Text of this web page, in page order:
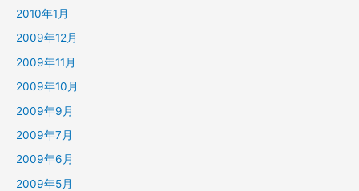
2010年1月
2009年12月
2009年11月
2009年10月
2009年9月
2009年7月
2009年6月
2009年5月